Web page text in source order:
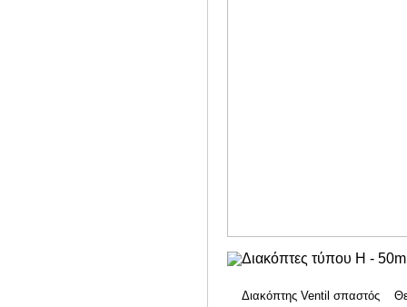
Διακόπτης Ventil σπαστός